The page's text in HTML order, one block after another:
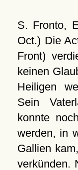
S. Fronto,
Oct.) Die
Front)
keinen
Heiligen
Sein
konnte
werden, in
Gallien
verkünden.